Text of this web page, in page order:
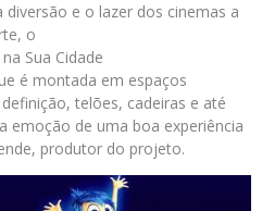
e o lazer dos cinemas a
o
Sua Cidade
é montada em espaços
telões, cadeiras e até
emoção de uma boa experiência
produtor do projeto.